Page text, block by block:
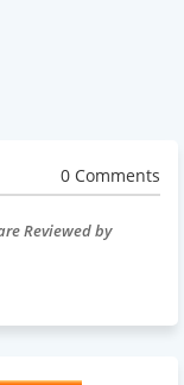
0 Comments
Reviewed by